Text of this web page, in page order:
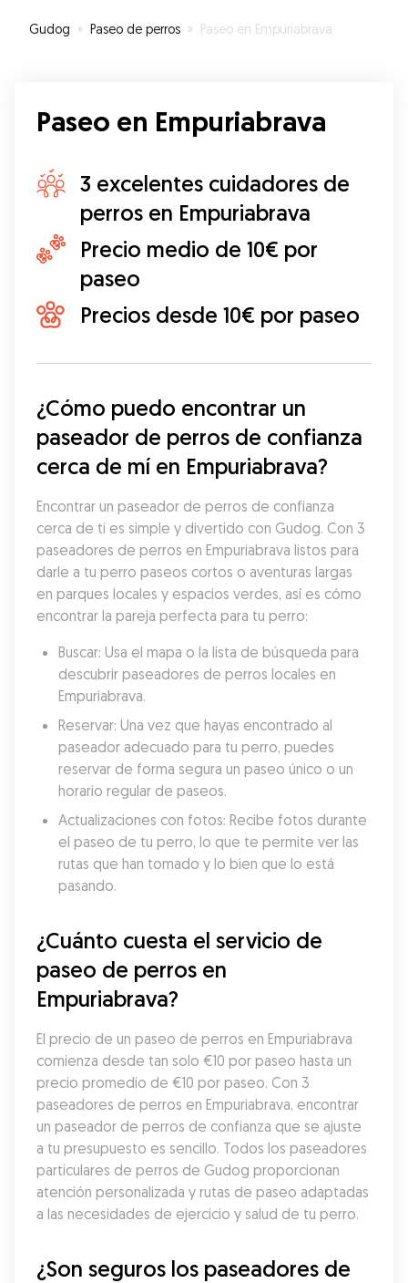
Gudog » Paseo de perros » Paseo en Empuriabrava
Paseo en Empuriabrava
3 excelentes cuidadores de
perros en Empuriabrava
Precio medio de 10€ por
paseo
Precios desde 10€ por paseo
¿Cómo puedo encontrar un
paseador de perros de confianza
cerca de mí en Empuriabrava?
Encontrar un paseador de perros de confianza
cerca de ti es simple y divertido con Gudog. Con 3
paseadores de perros en Empuriabrava listos para
darle a tu perro paseos cortos o aventuras largas
en parques locales y espacios verdes, así es cómo
encontrar la pareja perfecta para tu perro:
Buscar: Usa el mapa o la lista de búsqueda para
descubrir paseadores de perros locales en
Empuriabrava.
Reservar: Una vez que hayas encontrado al
paseador adecuado para tu perro, puedes
reservar de forma segura un paseo único o un
horario regular de paseos.
Actualizaciones con fotos: Recibe fotos durante
el paseo de tu perro, lo que te permite ver las
rutas que han tomado y lo bien que lo está
pasando.
¿Cuánto cuesta el servicio de
paseo de perros en
Empuriabrava?
El precio de un paseo de perros en Empuriabrava
comienza desde tan solo €10 por paseo hasta un
precio promedio de €10 por paseo. Con 3
paseadores de perros en Empuriabrava, encontrar
un paseador de perros de confianza que se ajuste
a tu presupuesto es sencillo. Todos los paseadores
particulares de perros de Gudog proporcionan
atención personalizada y rutas de paseo adaptadas
a las necesidades de ejercicio y salud de tu perro.
¿Son seguros los paseadores de